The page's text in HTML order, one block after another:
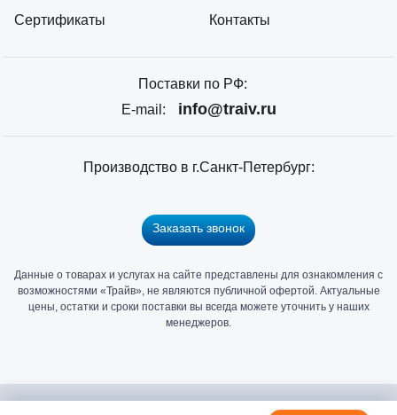
Сертификаты
Контакты
Поставки по РФ:
E-mail:
info@traiv.ru
Производство в г.Санкт-Петербург:
Заказать звонок
Данные о товарах и услугах на сайте представлены для ознакомления с
возможностями «Трайв», не являются публичной офертой. Актуальные
цены, остатки и сроки поставки вы всегда можете уточнить у наших
менеджеров.
Главный
в
2006 - 2026 © Компания «Трайв» производитель и дистрибьютор